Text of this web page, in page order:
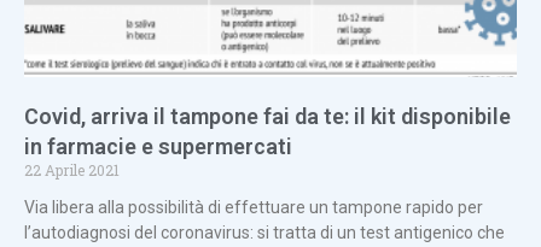
Covid, arriva il tampone fai da te: il kit disponibile
in farmacie e supermercati
22 Aprile 2021
Via libera alla possibilità di effettuare un tampone rapido per
l’autodiagnosi del coronavirus: si tratta di un test antigenico che